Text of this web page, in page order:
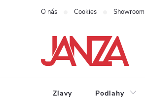
Prejsť na obsah
O nás Cookies Showroom
Zľavy Podlahy